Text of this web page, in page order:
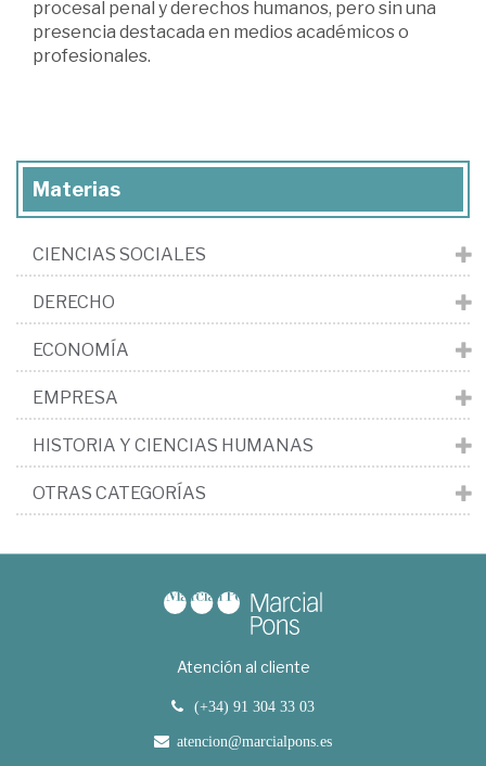
procesal penal y derechos humanos, pero sin una
presencia destacada en medios académicos o
profesionales.
Materias
CIENCIAS SOCIALES
DERECHO
ECONOMÍA
EMPRESA
HISTORIA Y CIENCIAS HUMANAS
OTRAS CATEGORÍAS
Atención al cliente
(+34) 91 304 33 03
atencion@marcialpons.es